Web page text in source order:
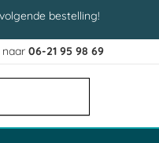
bestelling!
naar06-21 95 98 69